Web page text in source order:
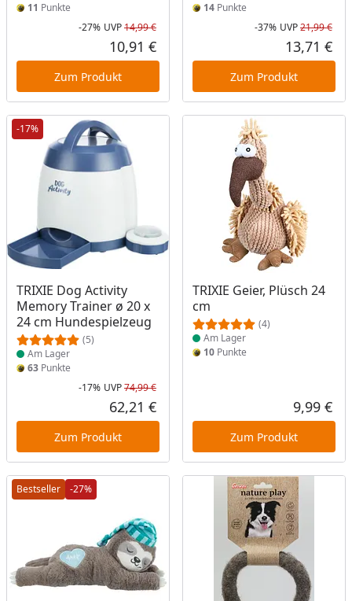
11 Punkte
Rabatt in Prozent
-27%
Ursprünglicher Preis
UVP14,99 €
Aktueller Preis
10,91 €
Zum Produkt
14Punkte
-37% UVP21,99 €
13,71 €
Zum Produkt
-17%
TRIXIE Dog Activity
Memory Trainer ø 20 x
24 cm Hundespielzeug
(5)
Produkt am Lager
Am Lager
63 Punkte
Rabatt in Prozent
-17%
Ursprünglicher Preis
UVP74,99 €
Aktueller Preis
62,21 €
Zum Produkt
TRIXIE Geier, Plüsch 24
cm
(4)
Produkt am Lager
Am Lager
10Punkte
9,99 €
Zum Produkt
Bestseller -27%